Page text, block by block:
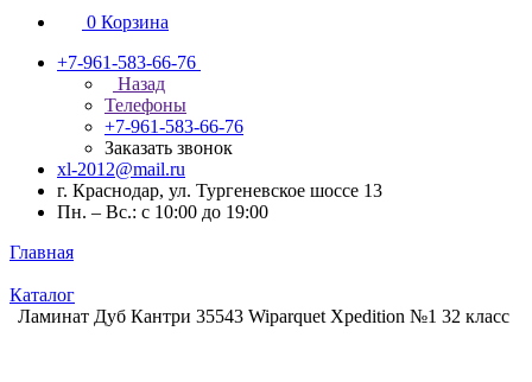
0 Корзина
+7-961-583-66-76
Назад
Телефоны
+7-961-583-66-76
Заказать звонок
xl-2012@mail.ru
г. Краснодар, ул. Тургеневское шоссе 13
Пн. – Вс.: с 10:00 до 19:00
Главная
Каталог
Ламинат Дуб Кантри 35543 Wiparquet Xpedition №1 32 класс